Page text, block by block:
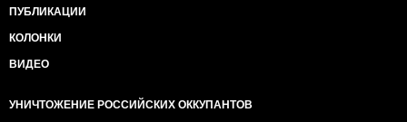
ПУБЛИКАЦИИ
КОЛОНКИ
ВИДЕО
УНИЧТОЖЕНИЕ РОССИЙСКИХ ОККУПАНТОВ